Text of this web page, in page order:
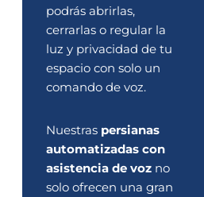
podrás abrirlas,
cerrarlas o regular la
luz y privacidad de tu
espacio con solo un
comando de voz.
Nuestras persianas
automatizadas con
asistencia de vozno
solo ofrecen una gran